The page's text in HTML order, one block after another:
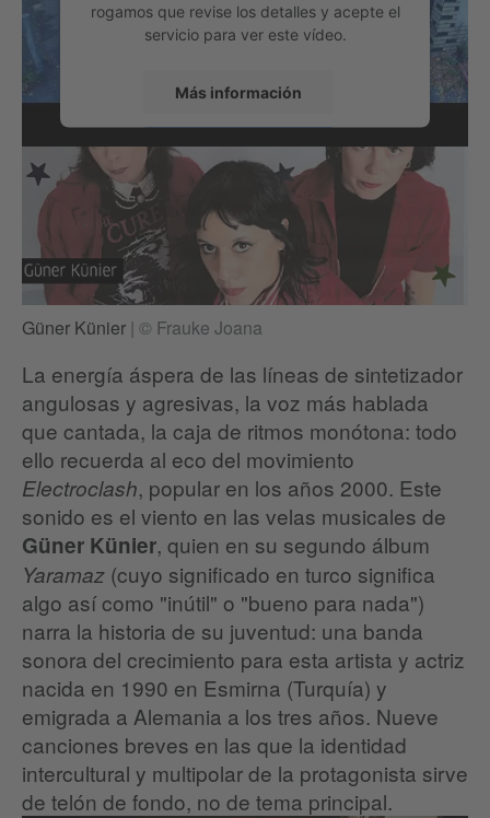
rogamos que revise los detalles y acepte el
servicio para ver este vídeo.
Más información
Aceptar
Güner Künier | © Frauke Joana
La energía áspera de las líneas de sintetizador
angulosas y agresivas, la voz más hablada
que cantada, la caja de ritmos monótona: todo
ello recuerda al eco del movimiento
Electroclash, popular en los años 2000. Este
sonido es el viento en las velas musicales de
Güner Künier, quien en su segundo álbum
Yaramaz (cuyo significado en turco significa
algo así como "inútil" o "bueno para nada")
narra la historia de su juventud: una banda
sonora del crecimiento para esta artista y actriz
nacida en 1990 en Esmirna (Turquía) y
emigrada a Alemania a los tres años. Nueve
canciones breves en las que la identidad
intercultural y multipolar de la protagonista sirve
de telón de fondo, no de tema principal.